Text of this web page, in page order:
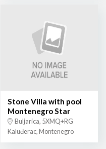
Stone Villa with pool
Montenegro Star
Buljarica, 5XMQ+RG
Kaluđerac, Montenegro